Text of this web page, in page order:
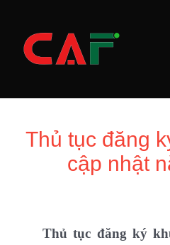
content
Thủ tục đăng
cập nhật
Thủ tục đăng ký